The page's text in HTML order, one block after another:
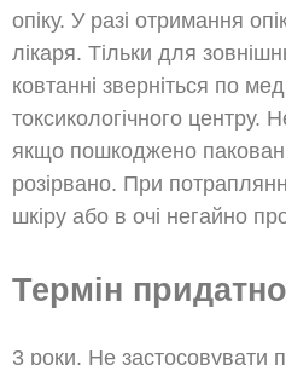
опіку. У разі отримання
лікаря. Тільки для
ковтанні зверніться по
токсикологічного центру.
якщо пошкоджено
розірвано. При
шкіру або в очі негайно
Термін
3 роки. Не застосовувати